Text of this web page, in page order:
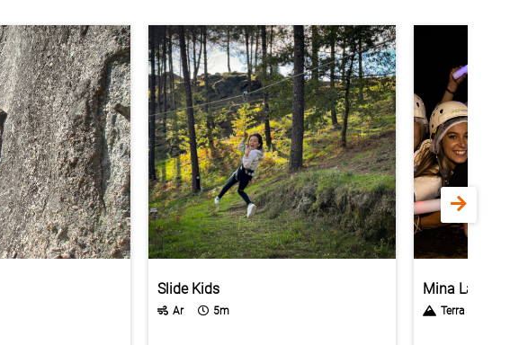
Slide Kids
Ar 5m
Mina
Terra